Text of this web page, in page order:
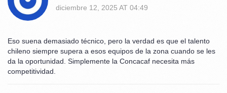
diciembre 12, 2025 AT 04:49
Eso suena demasiado técnico, pero la verdad es que el talento
chileno siempre supera a esos equipos de la zona cuando se les
da la oportunidad. Simplemente la Concacaf necesita más
competitividad.